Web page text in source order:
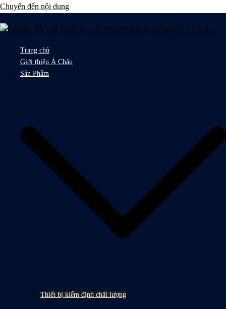
Chuyển đến nội dung
Trang chủ
Giới thiệu Á Châu
Sản Phẩm
Thiết bị kiểm định chất lượng